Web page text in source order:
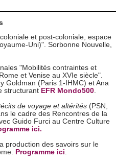
et post-coloniale, espace
Uni)". Sorbonne Nouvelle,
"Mobilités contraintes et
et Venise au XVIe siècle".
Goldman (Paris 1-IHMC) et Ana
structurant EFR Mondo500.
de voyage et altérités (PSN,
le cadre des Rencontres de la
Guido Furci au Centre Culture
ici.
production des savoirs sur le
Programme ici.